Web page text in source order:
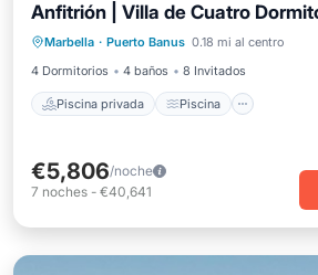
Anfitrión | Villa de Cuatro
Marbella · Puerto Banus 0.18 mi al centro
4 Dormitorios
4 baños 8 Invitados
Piscina privada Piscina
Piscina privada
Piscina
Aire acondicionado
Internet
€5,806/noche
7 noches - €40,641